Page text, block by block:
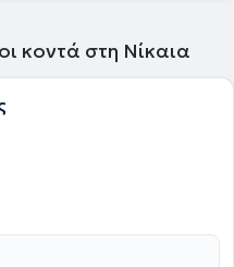
κοντά στη Νίκαια